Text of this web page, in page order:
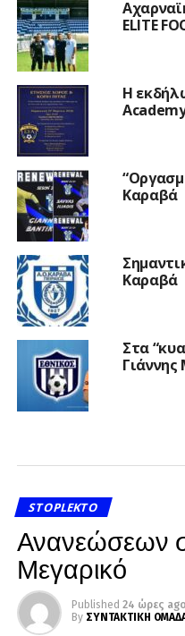
ELITE
Η
Καραβά
Καραβά
Στα
STOPLEKTO
Ανανεώσεων
Μεγαρικό
Published 24 ώρες ago
By ΣΥΝΤΑΚΤΙΚΗ